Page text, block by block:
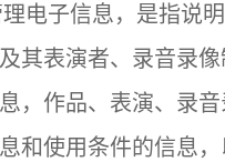
电子信息，是指说
其表演者、录音录像
，作品、表演、录
和使用条件的信息